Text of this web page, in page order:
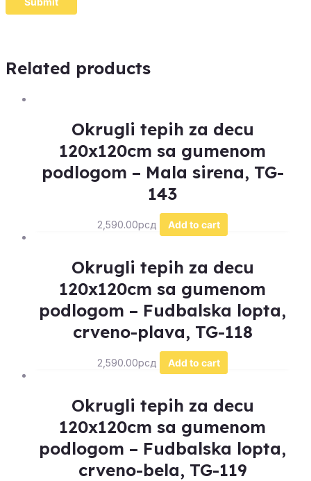
Related products
Okrugli tepih za decu
120x120cm sa gumenom
podlogom – Mala sirena, TG-
143
2,590.00рсд Add to cart
Okrugli tepih za decu
120x120cm sa gumenom
podlogom – Fudbalska lopta,
crveno-plava, TG-118
2,590.00рсд Add to cart
Okrugli tepih za decu
120x120cm sa gumenom
podlogom – Fudbalska lopta,
crveno-bela, TG-119